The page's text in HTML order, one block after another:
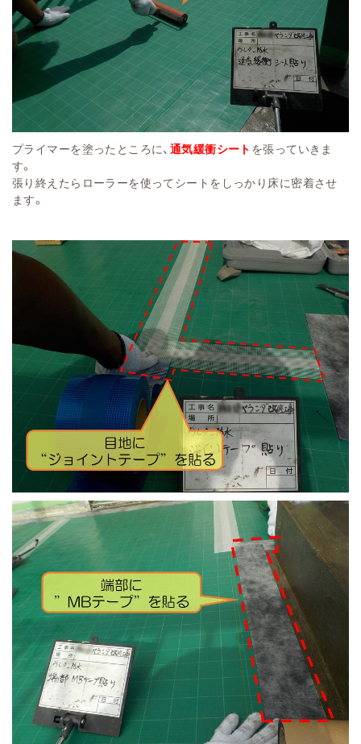
プライマーを塗ったところに、 通気緩衝シート を張っていきま
す。
張り終えたらローラーを使ってシートをしっかり床に密着させ
ます。